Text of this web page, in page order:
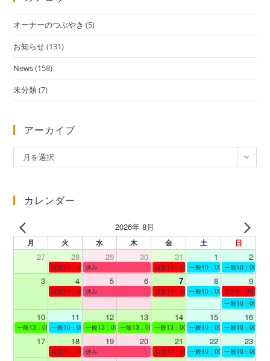
オーナーのつぶやき (5)
お知らせ(131)
News(158)
未分類(7)
アーカイブ
ー
イ
月を選択
カレンダー
2026年 8月
月 火 水 木 金 土 日
27 28 29 30 31 1 2
貸切11：00～12：00
休み 貸切11：00～12：00一般10：00～19：00
一般10：00～
3 4 5 6 7 8 9
貸切11：00～12：00
休み 貸切11：00～12：00一般10：00～19：00
貸切9：00～10
一般10：00～
10 11 12 13 14 15 16
一般13：00～19：00一般10：00～19：00一般13：00～19：00一般13：00～19：00一般13：00～19：00一般10：00～19：00
一般10：00～
17 18 19 20 21 22 23
貸切11：00～12：00
休み 貸切11：00～13：00一般10：00～19：00
一般10：00～